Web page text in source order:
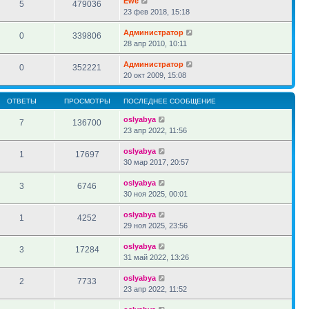
5 479036
23 фев 2018, 15:18
0 339806
Администратор
28 апр 2010, 10:11
0 352221
Администратор
20 окт 2009, 15:08
ОТВЕТЫ ПРОСМОТРЫ ПОСЛЕДНЕЕ СООБЩЕНИЕ
7 136700
oslyabya
23 апр 2022, 11:56
1 17697
oslyabya
30 мар 2017, 20:57
3 6746
oslyabya
30 ноя 2025, 00:01
1 4252
oslyabya
29 ноя 2025, 23:56
3 17284
oslyabya
31 май 2022, 13:26
2 7733
oslyabya
23 апр 2022, 11:52